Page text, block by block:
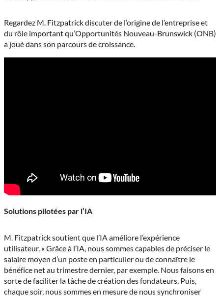
Regardez M. Fitzpatrick discuter de l’origine de l’entreprise et
du rôle important qu’Opportunités Nouveau-Brunswick (ONB)
a joué dans son parcours de croissance.
Solutions pilotées par l’IA
M. Fitzpatrick soutient que l’IA améliore l’expérience
utilisateur. « Grâce à l’IA, nous sommes capables de préciser le
salaire moyen d’un poste en particulier ou de connaître le
bénéfice net au trimestre dernier, par exemple. Nous faisons en
sorte de faciliter la tâche de création des fondateurs. Puis,
chaque soir, nous sommes en mesure de nous synchroniser